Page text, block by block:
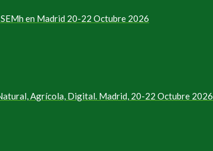
en Madrid 20-22 Octubre 2026
Agrícola, Digital. Madrid, 20-22 Octubre 2026